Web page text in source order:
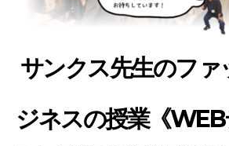
サンクス先生のファ
ジネスの授業《WEB